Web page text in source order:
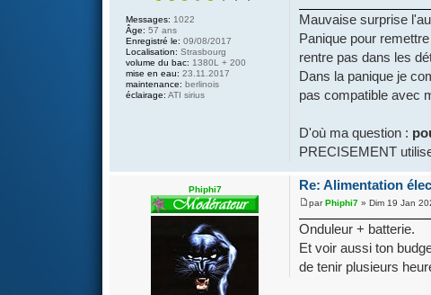
Mauvaise surprise
Panique pour
rentre pas dans les
Dans la panique je
pas compatible avec
D'où ma question :
PRECISEMENT
Messages: 1022
Âge: 57 ans
Enregistré le: 09/08/2017
Localisation: Strasbourg
volume du bac: 1380L + 200
mise en eau: 23.11.2017
maintenance: berlinois
éclairage: ATI sirius
Re: Alimentation
parPhiphi7 » Dim 19 Jan
Onduleur + batterie.
Et voir aussi ton
de tenir plusieurs
Phiphi7